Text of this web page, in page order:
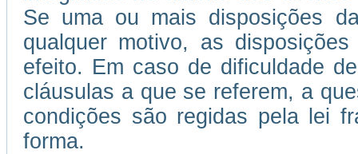
Se uma ou mais disposições
qualquer motivo, as
efeito. Em caso de dificuldade
cláusulas a que se referem, a
condições são regidas pela lei
forma.